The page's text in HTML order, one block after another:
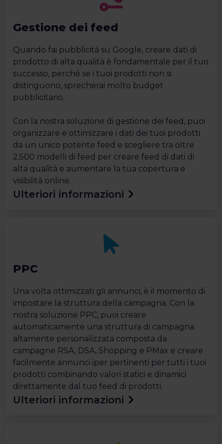
Gestione dei feed
Quando fai pubblicità su Google, creare dati di
prodotto di alta qualità è fondamentale per il tuo
successo, perché se i tuoi prodotti non si
distinguono, sprecherai molto budget
pubblicitario.
Con la nostra soluzione di gestione dei feed, puoi
organizzare e ottimizzare i dati dei tuoi prodotti
da un unico potente feed e scegliere tra oltre
2.500 modelli di feed per creare feed di dati di
alta qualità e aumentare la tua copertura e
visibilità online.
Ulteriori informazioni
PPC
Una volta ottimizzati gli annunci, è il momento di
impostare la struttura della campagna. Con la
nostra soluzione PPC, puoi creare
automaticamente una struttura di campagna
altamente personalizzata composta da
campagne RSA, DSA, Shopping e PMax e creare
facilmente annunci iper pertinenti per tutti i tuoi
prodotti combinando valori statici e dinamici
direttamente dal tuo feed di prodotti.
Ulteriori informazioni